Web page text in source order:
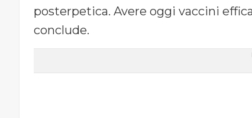
posterpetica. Avere oggi vaccini
conclude.